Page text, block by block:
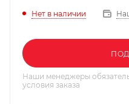
Нет в наличии
Наши менеджеры
условия заказа